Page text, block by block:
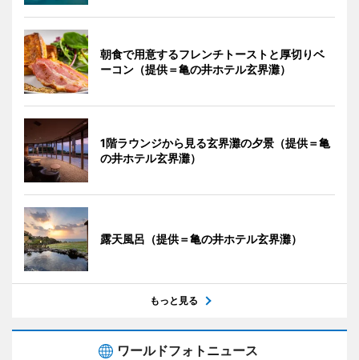
朝食で用意するフレンチトーストと厚切りベ
ーコン（提供＝亀の井ホテル玄界灘）
1階ラウンジから見る玄界灘の夕景（提供＝亀
の井ホテル玄界灘）
露天風呂（提供＝亀の井ホテル玄界灘）
もっと見る
ワールドフォトニュース